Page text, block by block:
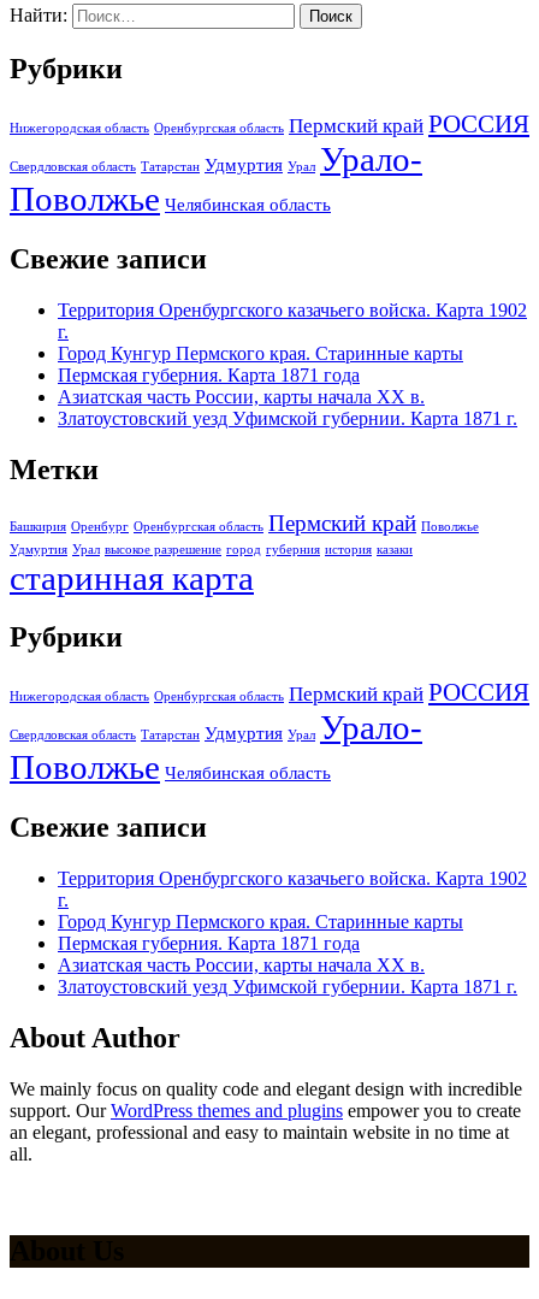
Найти:
Рубрики
Нижегородская область Оренбургская область Пермский край РОССИЯ
Свердловская область Татарстан Удмуртия Урал Урало-
Поволжье Челябинская область
Свежие записи
Территория Оренбургского казачьего войска. Карта 1902
г.
Город Кунгур Пермского края. Старинные карты
Пермская губерния. Карта 1871 года
Азиатская часть России, карты начала XX в.
Златоустовский уезд Уфимской губернии. Карта 1871 г.
Метки
Башкирия Оренбург Оренбургская область Пермский край Поволжье
Удмуртия Урал высокое разрешение город губерния история казаки
старинная карта
Рубрики
Нижегородская область Оренбургская область Пермский край РОССИЯ
Свердловская область Татарстан Удмуртия Урал Урало-
Поволжье Челябинская область
Свежие записи
Территория Оренбургского казачьего войска. Карта 1902
г.
Город Кунгур Пермского края. Старинные карты
Пермская губерния. Карта 1871 года
Азиатская часть России, карты начала XX в.
Златоустовский уезд Уфимской губернии. Карта 1871 г.
About Author
We mainly focus on quality code and elegant design with incredible
support. OurWordPress themes and plugins empower you to create
an elegant, professional and easy to maintain website in no time at
all.